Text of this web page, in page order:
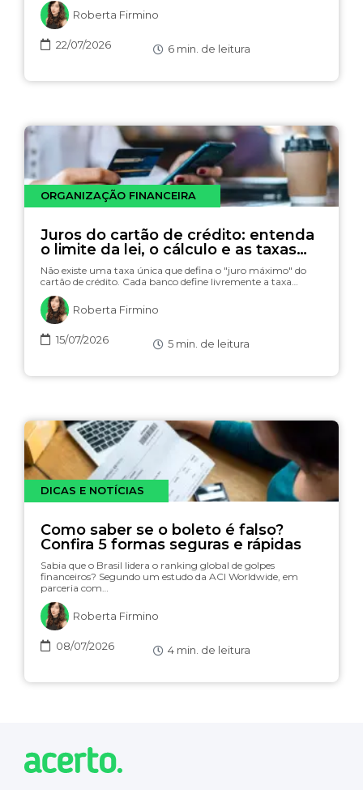
Roberta Firmino
22/07/2026 6 min. de leitura
ORGANIZAÇÃO FINANCEIRA
Juros do cartão de crédito: entenda
o limite da lei, o cálculo e as taxas
(com simulador)
Não existe uma taxa única que defina o "juro máximo" do
cartão de crédito. Cada banco define livremente a taxa…
Roberta Firmino
15/07/2026 5 min. de leitura
DICAS E NOTÍCIAS
Como saber se o boleto é falso?
Confira 5 formas seguras e rápidas
Sabia que o Brasil lidera o ranking global de golpes
financeiros? Segundo um estudo da ACI Worldwide, em
parceria com…
Roberta Firmino
08/07/2026 4 min. de leitura